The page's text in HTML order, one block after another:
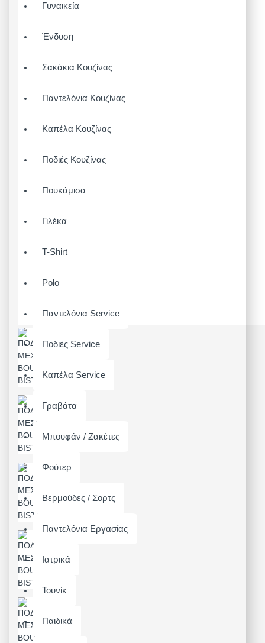
Γυναικεία
Ένδυση
Σακάκια Κουζίνας
Παντελόνια Κουζίνας
Καπέλα Κουζίνας
Ποδιές Κουζίνας
Πουκάμισα
Γιλέκα
T-Shirt
Polo
Παντελόνια Service
Ποδιές Service
Καπέλα Service
Γραβάτα
Μπουφάν / Ζακέτες
Φούτερ
Βερμούδες / Σορτς
Παντελόνια Εργασίας
Ιατρικά
Τουνίκ
Παιδικά